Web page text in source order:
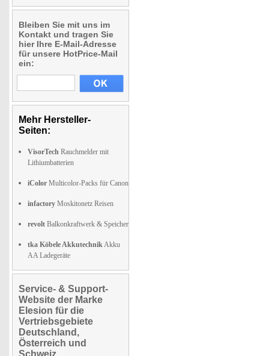
Bleiben Sie mit uns im
Kontakt und tragen Sie
hier Ihre E-Mail-Adresse
für unsere HotPrice-Mail
ein:
Mehr Hersteller-
Seiten:
VisorTech Rauchmelder mit
Lithiumbatterien
iColor Multicolor-Packs für Canon
infactory Moskitonetz Reisen
revolt Balkonkraftwerk & Speicher
tka Köbele AkkutechnikAkku
AA Ladegeräte
Service- & Support-
Website der Marke
Elesion für die
Vertriebsgebiete
Deutschland,
Österreich und
Schweiz